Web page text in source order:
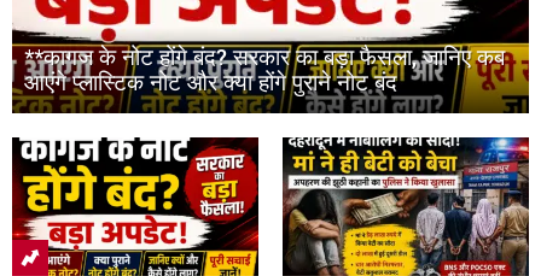
**कागज के नोट होंगे बंद? सरकार का बड़ा फैसला, जानिए कब
आएंगे प्लास्टिक नोट और क्या होंगे पुराने नोट बंद